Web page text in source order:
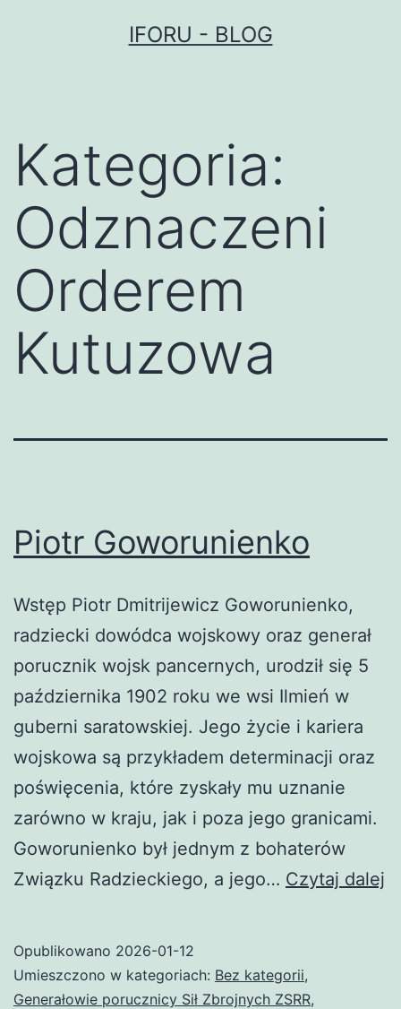
IFORU - BLOG
Kategoria:
Odznaczeni
Orderem
Kutuzowa
Piotr Goworunienko
Wstęp Piotr Dmitrijewicz Goworunienko,
radziecki dowódca wojskowy oraz generał
porucznik wojsk pancernych, urodził się 5
października 1902 roku we wsi Ilmień w
guberni saratowskiej. Jego życie i kariera
wojskowa są przykładem determinacji oraz
poświęcenia, które zyskały mu uznanie
zarówno w kraju, jak i poza jego granicami.
Goworunienko był jednym z bohaterów
Związku Radzieckiego, a jego… Czytaj dalej
Opublikowano 2026-01-12
Umieszczono w kategoriach: Bez kategorii,
Generałowie porucznicy Sił Zbrojnych ZSRR,